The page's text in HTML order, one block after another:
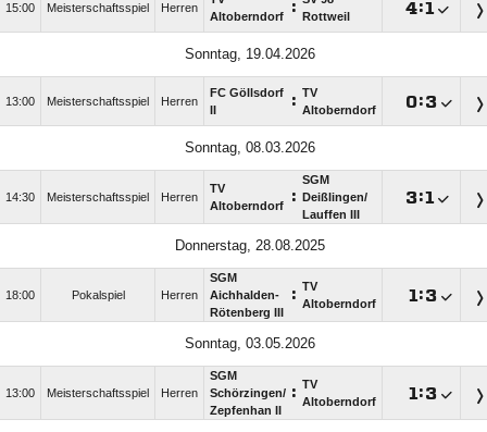
15:00 Meisterschaftsspiel Herren
Altoberndorf
:
Rottweil
:
Sonntag, 19.04.2026
13:00 Meisterschaftsspiel Herren
FC Göllsdorf
: TV
Altoberndorf
:
Sonntag, 08.03.2026
14:30 Meisterschaftsspiel Herren
TV
Altoberndorf
:
SGM
Deißlingen/​
Lauffen III
:
Donnerstag, 28.08.2025
18:00 Pokalspiel Herren
SGM
Aichhalden-
Rötenberg III
: TV
Altoberndorf
:
Sonntag, 03.05.2026
13:00 Meisterschaftsspiel Herren
SGM
Schörzingen/​
Zepfenhan II
: TV
Altoberndorf
: